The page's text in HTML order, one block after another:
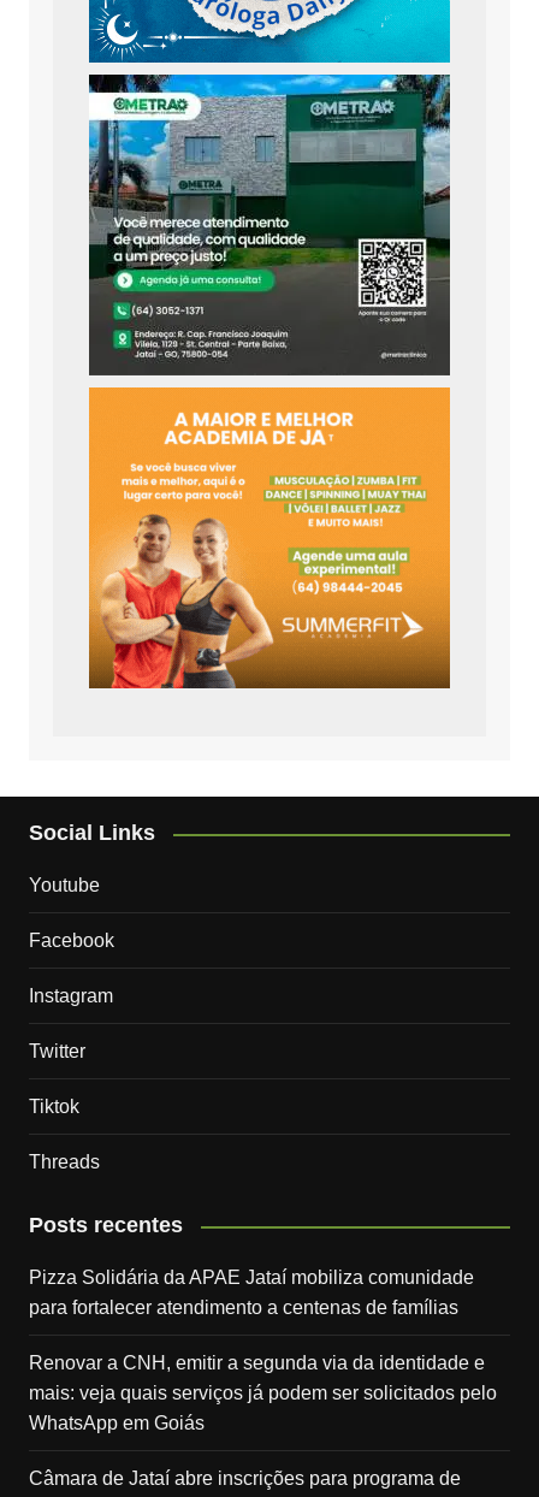
Social Links
Youtube
Facebook
Instagram
Twitter
Tiktok
Threads
Posts recentes
Pizza Solidária da APAE Jataí mobiliza comunidade
para fortalecer atendimento a centenas de famílias
Renovar a CNH, emitir a segunda via da identidade e
mais: veja quais serviços já podem ser solicitados pelo
WhatsApp em Goiás
Câmara de Jataí abre inscrições para programa de